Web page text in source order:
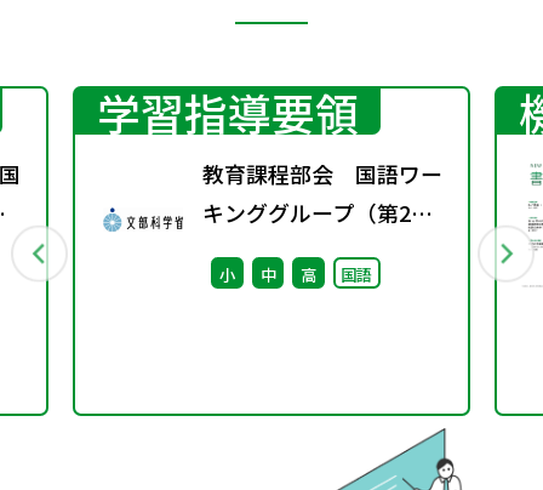
学習指導要領
教育課程部会 国語ワー
キンググループ（第2
回） 配付資料
小 中 高 国語